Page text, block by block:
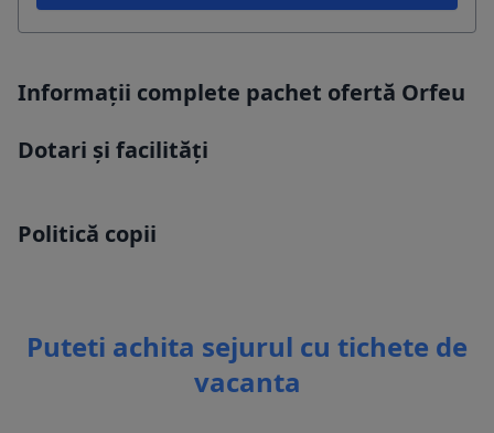
Informații complete pachet ofertă Orfeu
Dotari și facilități
Politică copii
Puteti achita sejurul cu tichete de
vacanta